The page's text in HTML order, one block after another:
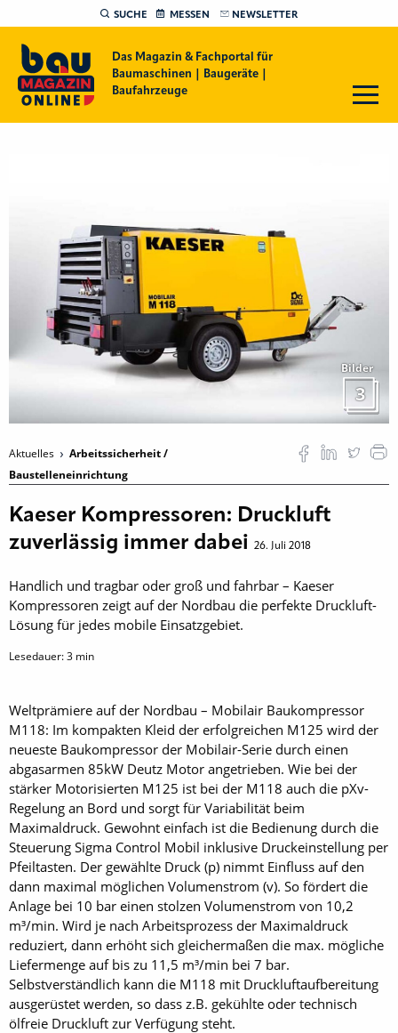
SUCHE MESSEN NEWSLETTER
Das Magazin & Fachportal für
Baumaschinen | Baugeräte |
Baufahrzeuge
Bilder
3
Aktuelles
Arbeitssicherheit /
Baustelleneinrichtung
Kaeser Kompressoren: Druckluft
zuverlässig immer dabei 26. Juli 2018
Handlich und tragbar oder groß und fahrbar – Kaeser
Kompressoren zeigt auf der Nordbau die perfekte Druckluft-
Lösung für jedes mobile Einsatzgebiet.
Lesedauer:3 min
Weltprämiere auf der Nordbau – Mobilair Baukompressor
M118: Im kompakten Kleid der erfolgreichen M125 wird der
neueste Baukompressor der Mobilair-Serie durch einen
abgasarmen 85kW Deutz Motor angetrieben. Wie bei der
stärker Motorisierten M125 ist bei der M118 auch die pXv-
Regelung an Bord und sorgt für Variabilität beim
Maximaldruck. Gewohnt einfach ist die Bedienung durch die
Steuerung Sigma Control Mobil inklusive Druckeinstellung per
Pfeiltasten. Der gewählte Druck (p) nimmt Einfluss auf den
dann maximal möglichen Volumenstrom (v). So fördert die
Anlage bei 10 bar einen stolzen Volumenstrom von 10,2
m³/min. Wird je nach Arbeitsprozess der Maximaldruck
reduziert, dann erhöht sich gleichermaßen die max. mögliche
Liefermenge auf bis zu 11,5 m³/min bei 7 bar.
Selbstverständlich kann die M118 mit Druckluftaufbereitung
ausgerüstet werden, so dass z.B. gekühlte oder technisch
ölfreie Druckluft zur Verfügung steht.